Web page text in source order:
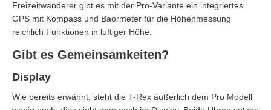
Freizeitwanderer gibt es mit der Pro-Variante ein integriertes
GPS mit Kompass und Baormeter für die Höhenmessung
reichlich Funktionen in luftiger Höhe.
Gibt es Gemeinsamkeiten?
Display
Wie bereits erwähnt, steht die T-Rex äußerlich dem Pro Modell